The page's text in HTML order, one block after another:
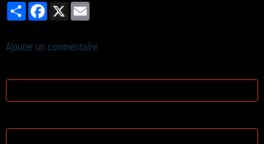
PartagerFacebook
X
Ajouter un commentaire